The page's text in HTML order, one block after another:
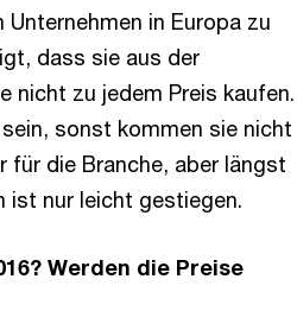
in Europa zu
dass sie aus der
nicht zu jedem Preis kaufen.
sonst kommen sie nicht
für die Branche, aber längst
ist nur leicht gestiegen.
Werden die Preise